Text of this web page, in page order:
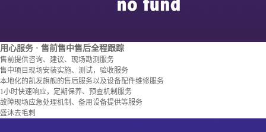
用心服务 · 售前售中售后全程跟踪
售前提供咨询、建议、现场勘测服务
售中项目现场安装实施、测试，验收服务
本地化的凯发旗舰的售后服务以及设备配件维修服务
1小时快速响应，定期保养、预查机制服务
故障现场应急处理机制、备用设备提供等服务
盛沐去毛刺